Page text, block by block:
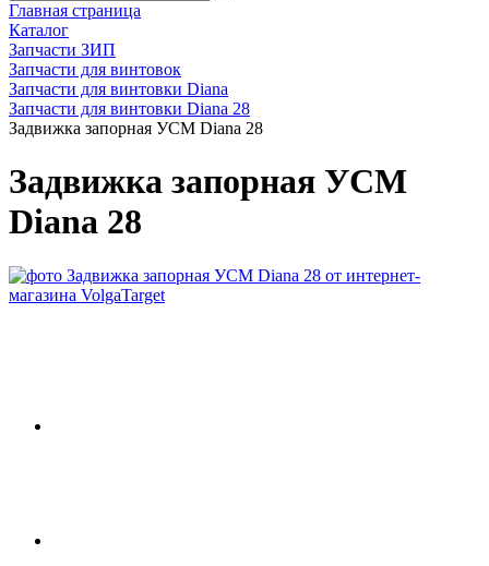
Главная страница
Каталог
Запчасти ЗИП
Запчасти для винтовок
Запчасти для винтовки Diana
Запчасти для винтовки Diana 28
Задвижка запорная УСМ Diana 28
Задвижка запорная УСМ
Diana 28